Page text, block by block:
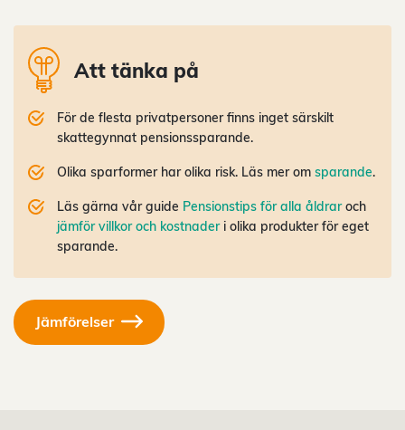
Att tänka på
För de flesta privatpersoner finns inget särskilt
skattegynnat pensionssparande.
Olika sparformer har olika risk. Läs mer om sparande.
Läs gärna vår guide Pensionstips för alla åldraroch
jämför villkor och kostnaderi olika produkter för eget
sparande.
Jämförelser